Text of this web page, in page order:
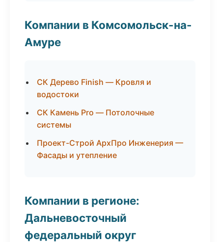
Компании в Комсомольск-на-
Амуре
СК Дерево Finish — Кровля и
водостоки
СК Камень Pro — Потолочные
системы
Проект-Строй АрхПро Инженерия —
Фасады и утепление
Компании в регионе:
Дальневосточный
федеральный округ